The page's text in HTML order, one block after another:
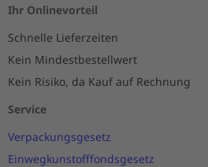
Ihr Onlinevorteil
Schnelle Lieferzeiten
Kein Mindestbestellwert
Kein Risiko, da Kauf auf Rechnung
Service
Verpackungsgesetz
Einwegkunstofffondsgesetz